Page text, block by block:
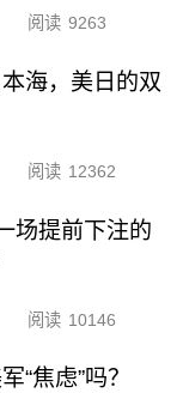
阅读 9263
海，美日的双
阅读 12362
场提前下注的
阅读 10146
“焦虑”吗？